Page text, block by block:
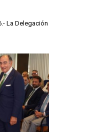
La Delegación